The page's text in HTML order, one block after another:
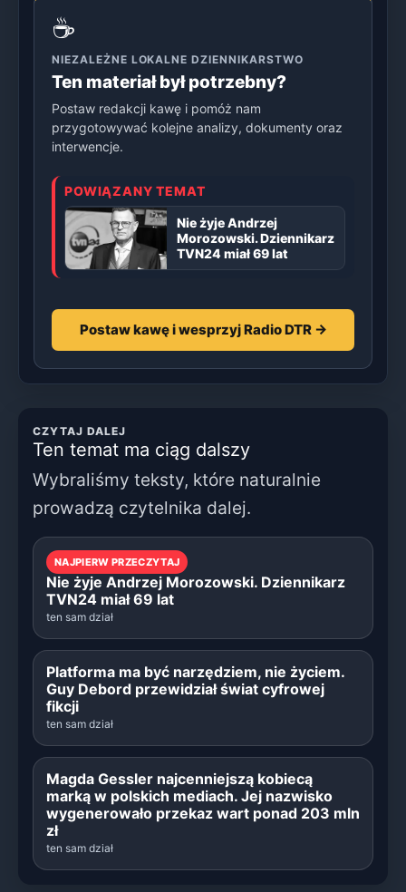
☕
NIEZALEŻNE LOKALNE DZIENNIKARSTWO
Ten materiał był potrzebny?
Postaw redakcji kawę i pomóż nam
przygotowywać kolejne analizy, dokumenty oraz
interwencje.
POWIĄZANY TEMAT
Nie żyje Andrzej
Morozowski. Dziennikarz
TVN24 miał 69 lat
Postaw kawę i wesprzyj Radio DTR →
CZYTAJ DALEJ
Ten temat ma ciąg dalszy
Wybraliśmy teksty, które naturalnie
prowadzą czytelnika dalej.
NAJPIERW PRZECZYTAJ
Nie żyje Andrzej Morozowski. Dziennikarz
TVN24 miał 69 lat
ten sam dział
Platforma ma być narzędziem, nie życiem.
Guy Debord przewidział świat cyfrowej
fikcji
ten sam dział
Magda Gessler najcenniejszą kobiecą
marką w polskich mediach. Jej nazwisko
wygenerowało przekaz wart ponad 203 mln
zł
ten sam dział